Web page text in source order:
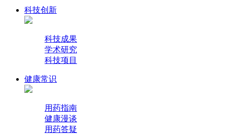
科技创新
科技成果
学术研究
科技项目
健康常识
用药指南
健康漫谈
用药答疑